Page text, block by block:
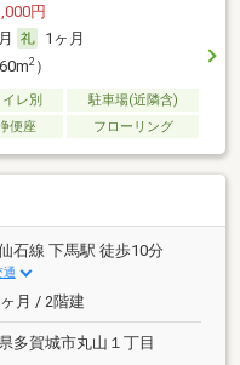
円
1ヶ月
2）
レ別
駐車場(近隣含)
便座 フローリング
石線 下馬駅 徒歩10分
通
月 / 2階建
多賀城市丸山１丁目